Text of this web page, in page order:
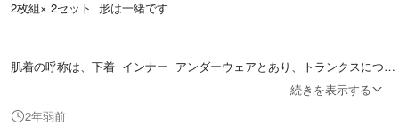
2枚組× 2セット 形は一緒です
肌着の呼称は、下着 インナー アンダーウェアとあり、トランクスについ
ては、パンツ ブリーフ ボクサーといろいろ呼ばれています。
【サイズ】
続きを表示する
2年弱前